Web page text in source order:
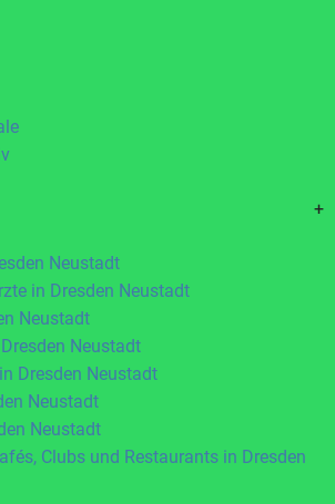
+
Neustadt
in Dresden Neustadt
Neustadt
Neustadt
Dresden Neustadt
Neustadt
Neustadt
Clubs und Restaurants in Dresden